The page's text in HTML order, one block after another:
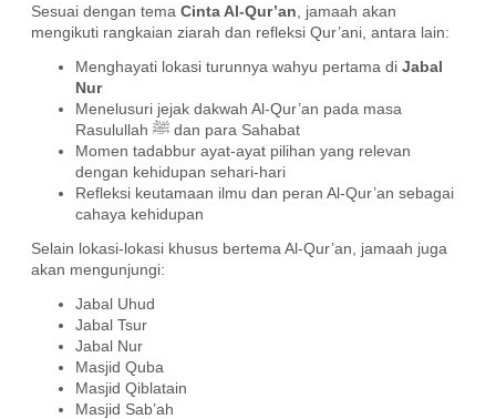
Sesuai dengan tema Cinta Al-Qur’an , jamaah akan
mengikuti rangkaian ziarah dan refleksi Qur’ani, antara lain:
Menghayati lokasi turunnya wahyu pertama di Jabal
Nur
Menelusuri jejak dakwah Al-Qur’an pada masa
Rasulullah ﷺ dan para Sahabat
Momen tadabbur ayat-ayat pilihan yang relevan
dengan kehidupan sehari-hari
Refleksi keutamaan ilmu dan peran Al-Qur’an sebagai
cahaya kehidupan
Selain lokasi-lokasi khusus bertema Al-Qur’an, jamaah juga
akan mengunjungi:
Jabal Uhud
Jabal Tsur
Jabal Nur
Masjid Quba
Masjid Qiblatain
Masjid Sab’ah